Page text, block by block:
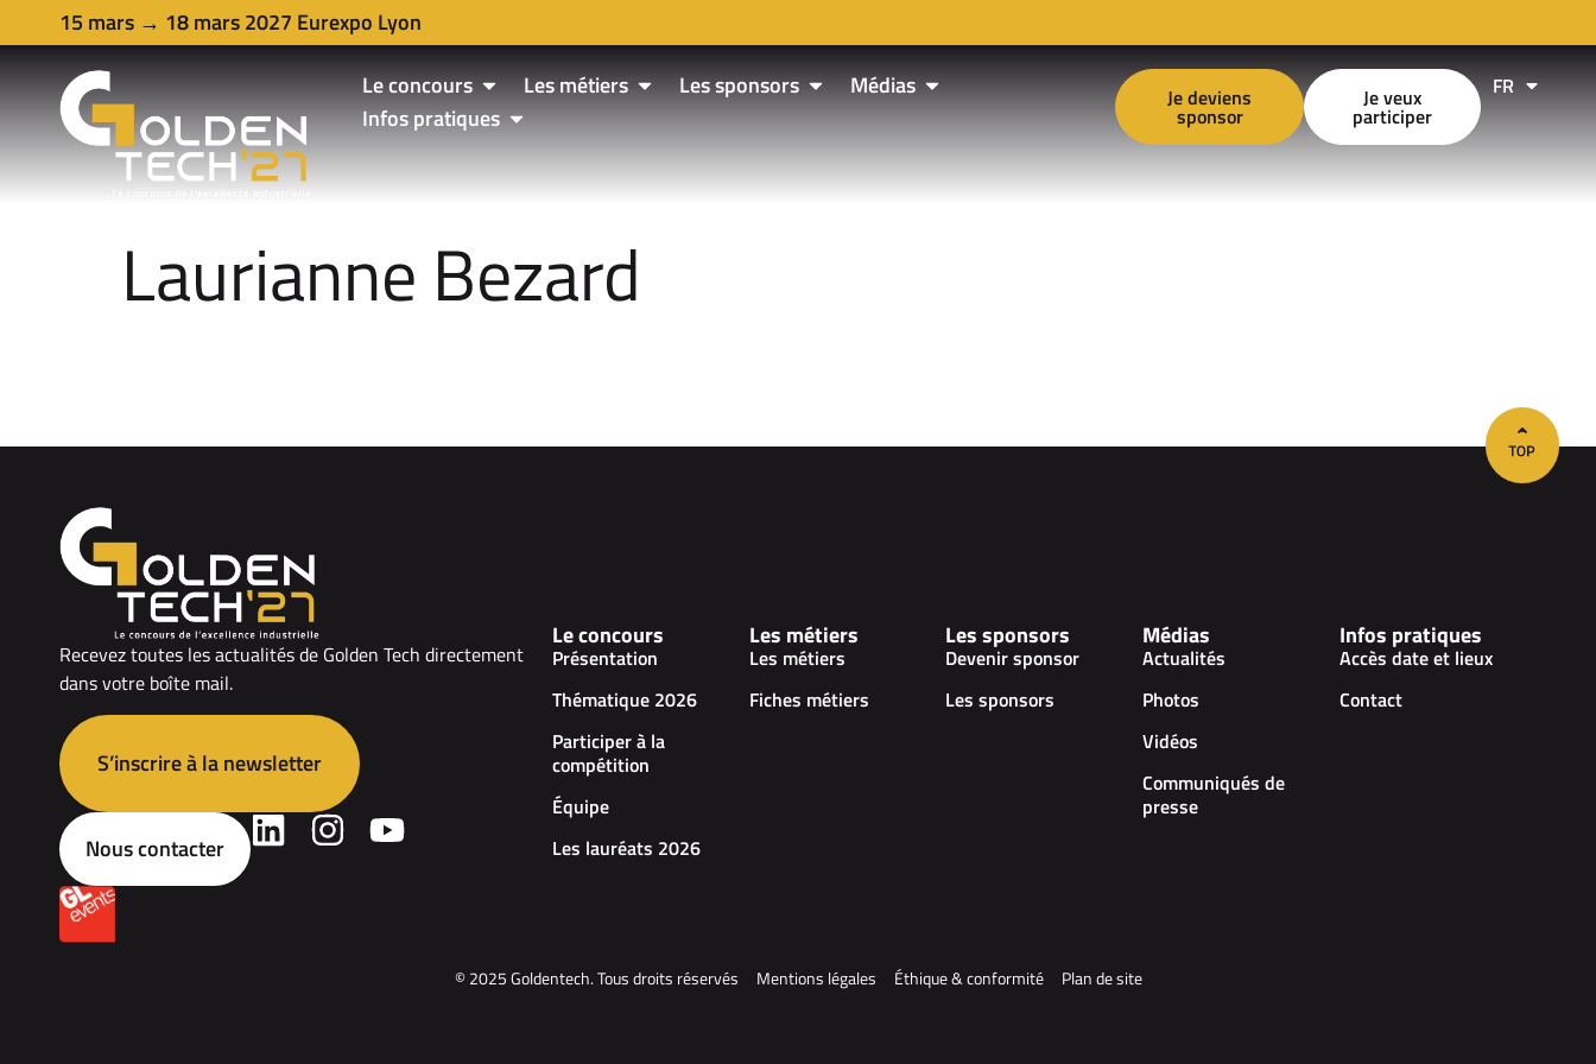
15 mars → 18 mars 2027 Eurexpo Lyon
Le concours
Les métiers Les sponsors
Médias
Infos pratiques
Je deviens
sponsor
Je veux
participer
FR
EN
Laurianne Bezard
Recevez toutes les actualités de Golden Tech directement
dans votre boîte mail.
S’inscrire à la newsletter
Nous contacter
Le concours
Présentation
Thématique 2026
Participer à la
compétition
Équipe
Les lauréats 2026
Les métiers
Les métiers
Fiches métiers
Les sponsors
Devenir sponsor
Les sponsors
Médias
Actualités
Photos
Vidéos
Communiqués de
presse
Infos pratiques
Accès date et lieux
Contact
© 2025 Goldentech. Tous droits réservés Mentions légales Éthique & conformité Plan de site